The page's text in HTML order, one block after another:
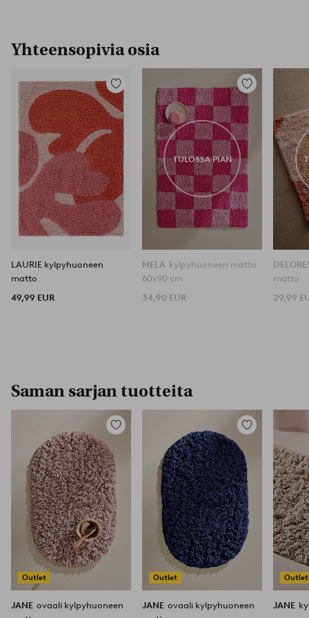
Yhteensopivia osia
Lisää
suosikkeihin
LAURIE kylpyhuoneen
matto
49,99 EUR
TULOSSA PIAN
Lisää
suosikkeihin
MELA kylpyhuoneen matto
60x90 cm
34,90 EUR
matto
29,99
Saman sarjan tuotteita
Outlet
Lisää
JANE ovaali kylpyhuoneen
Outlet
Lisää
JANE ovaali kylpyhuoneen
Outlet
JANE